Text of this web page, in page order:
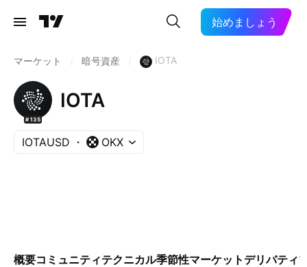
始めましょう
マーケット 暗号資産 IOTA
#135
IOTA
IOTAUSD OKX
概要コミュニティテクニカル季節性マーケット デリバティ